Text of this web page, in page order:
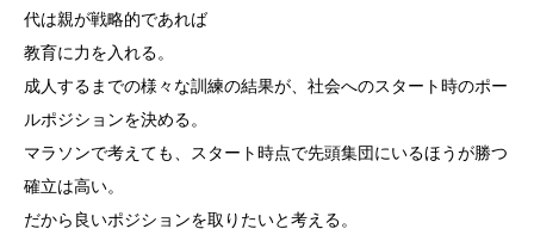
代は親が戦略的であれば
教育に力を入れる。
成人するまでの様々な訓練の結果が、社会へのスタート時のポー
ルポジションを決める。
マラソンで考えても、スタート時点で先頭集団にいるほうが勝つ
確立は高い。
だから良いポジションを取りたいと考える。